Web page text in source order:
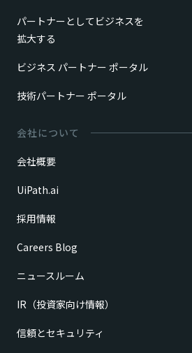
パートナーとしてビジネスを
拡大する
ビジネス パートナー ポータル
技術パートナー ポータル
会社について
会社概要
UiPath.ai
採用情報
Careers Blog
ニュースルーム
IR（投資家向け情報）
信頼とセキュリティ